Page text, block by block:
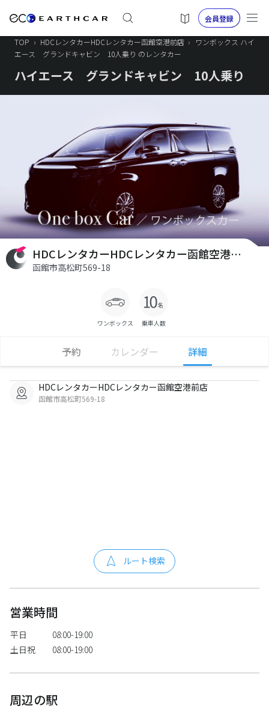
会員登録
TOP › HDCレンタカーHDCレンタカー函館空港前店 ›
ワンボックス ハイ
エース グランドキャビン 10人乗り のレンタカー
ハイエース グランドキャビン 10人乗り
HDCレンタカーHDCレンタカー函館空港前店
函館市高松町569-18
ワンボックス 乗車人数
予約 カレンダー 詳細
HDCレンタカーHDCレンタカー函館空港前店
函館市高松町569-18
ルート検索
営業時間
平日
08:00-19:00
土日祝
08:00-19:00
周辺の駅